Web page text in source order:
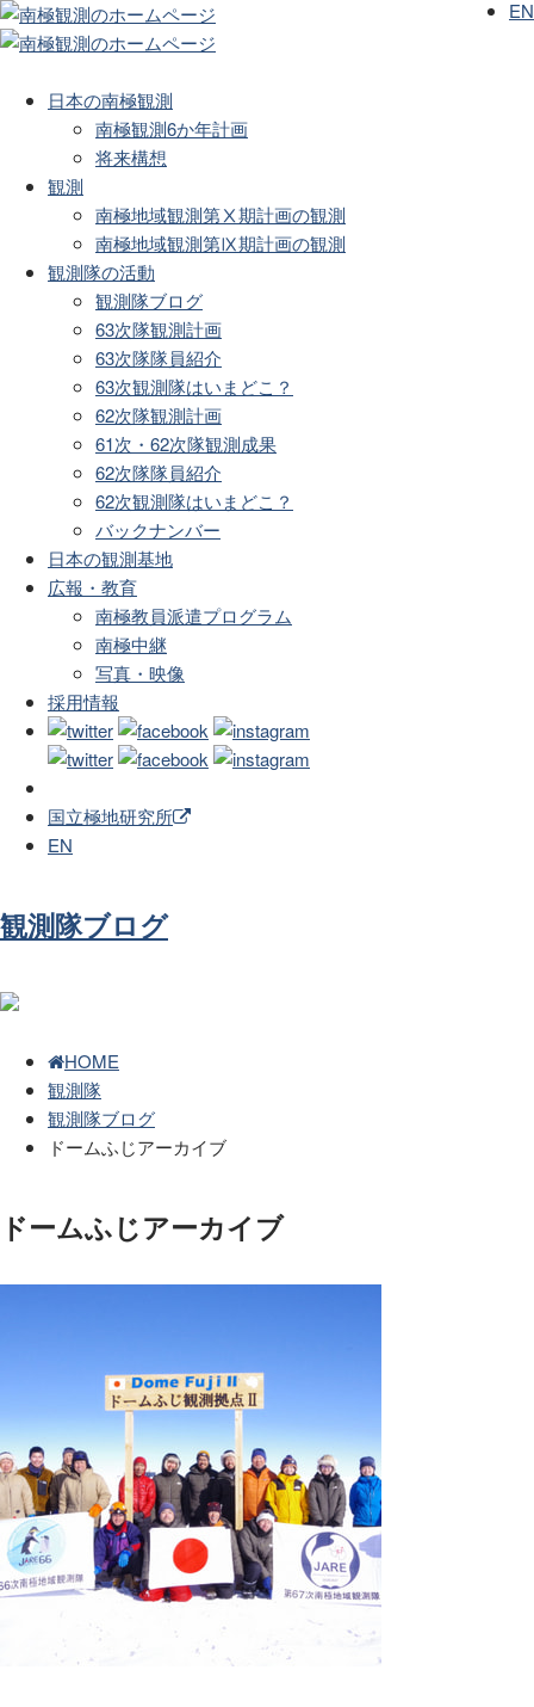
日本の南極観測
南極観測6か年計画
将来構想
観測
南極地域観測第Ⅹ期計画の観測
南極地域観測第Ⅸ期計画の観測
観測隊の活動
観測隊ブログ
63次隊観測計画
63次隊隊員紹介
63次観測隊はいまどこ？
62次隊観測計画
61次・62次隊観測成果
62次隊隊員紹介
62次観測隊はいまどこ？
バックナンバー
日本の観測基地
広報・教育
南極教員派遣プログラム
南極中継
写真・映像
採用情報
国立極地研究所
EN
EN
観測隊ブログ
HOME
観測隊
観測隊ブログ
ドームふじアーカイブ
ドームふじアーカイブ